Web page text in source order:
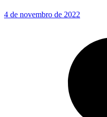
4 de novembro de 2022